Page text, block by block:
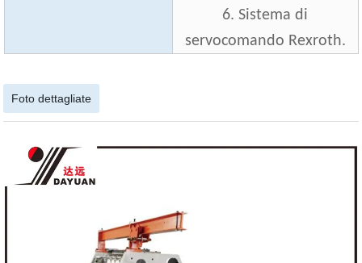
6. Sistema di
servocomando Rexroth.
Foto dettagliate